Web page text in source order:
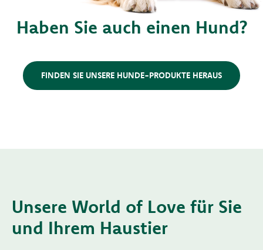
Haben Sie auch einen Hund?
FINDEN SIE UNSERE HUNDE-PRODUKTE HERAUS
Unsere World of Love für Sie
und Ihrem Haustier